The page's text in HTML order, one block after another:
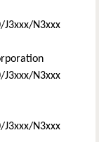
J3xxx/N3xxx
J3xxx/N3xxx
J3xxx/N3xxx